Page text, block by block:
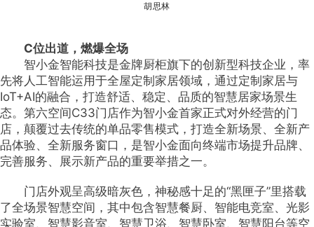
胡思林
C位出道，燃爆全场
智小金智能科技是金牌厨柜旗下的创新型科技企业，率
先将人工智能运用于全屋定制家居领域，通过定制家居与
IoT+AI的融合，打造舒适、稳定、品质的智慧居家场景生
态。第六空间C33门店作为智小金首家正式对外经营的门
店，颠覆过去传统的单品零售模式，打造全新场景、全新产
品体验、全新服务窗口，是智小金面向终端市场提升品牌、
完善服务、展示新产品的重要举措之一。
门店外观呈高级暗灰色，神秘感十足的“黑匣子”里搭载
了全场景智慧空间，其中包含智慧餐厨、智能电竞室、光影
实验室、智慧影音室、智慧卫浴、智慧卧室、智慧阳台等空